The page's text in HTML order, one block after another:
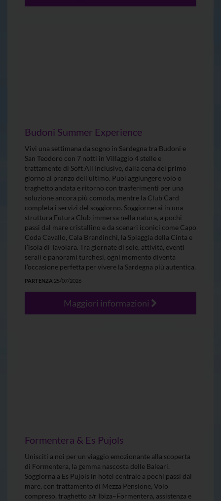
Budoni Summer Experience
Vivi una settimana da sogno in Sardegna tra Budoni e
San Teodoro con 7 notti in Villaggio 4 stelle e
trattamento di Soft All Inclusive, dalla cena del primo
giorno al pranzo dell’ultimo. Puoi aggiungere volo o
traghetto andata e ritorno con trasferimenti per una
soluzione ancora più comoda, mentre la Club Card
completa i servizi del soggiorno. Soggiornerai in una
struttura Futura Club immersa nella natura, a pochi
passi dal mare cristallino e da scenari iconici come Capo
Coda Cavallo, Cala Brandinchi, la Spiaggia della Cinta e
l’isola di Tavolara. Tra giornate di sole, attività, eventi
serali e panorami turchesi, ogni momento diventa
l’occasione perfetta per vivere la Sardegna più autentica.
PARTENZA 25/07/2026
Maggiori informazioni
Formentera & Es Pujols
Unisciti a noi per un viaggio emozionante alla scoperta
di Formentera, la gemma nascosta delle Baleari.
Soggiorna a Es Pujols in hotel centrale a pochi passi dal
mare, con trattamento di Mezza Pensione, Volo
compreso, traghetto a/r Ibiza–Formentera, assistenza e